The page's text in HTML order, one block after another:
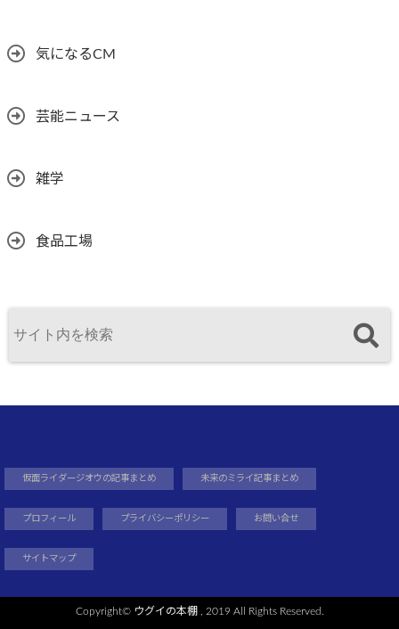
気になるCM
芸能ニュース
雑学
食品工場
仮面ライダージオウの記事まとめ 未来のミライ記事まとめ
プロフィール プライバシーポリシー お問い合せ
サイトマップ
Copyright© ウグイの本棚 , 2019 All Rights Reserved.